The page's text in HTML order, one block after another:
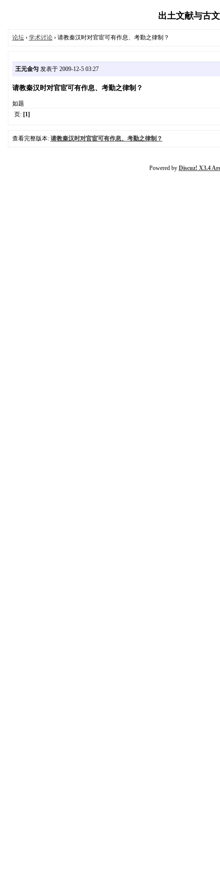
出土文献与古
论坛› 学术讨论› 请教秦汉时对官宦可有作息、考勤之律制？
王元金匀发表于 2009-12-5 03:27
请教秦汉时对官宦可有作息、考勤之律制？
如题
页: [1]
查看完整版本: 请教秦汉时对官宦可有作息、考勤之律制？
Powered by Discuz! X3.4